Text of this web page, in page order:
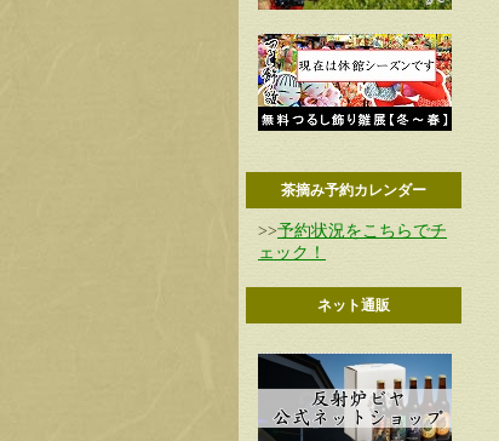
茶摘み予約カレンダー
>>予約状況をこちらでチ
ェック！
ネット通販